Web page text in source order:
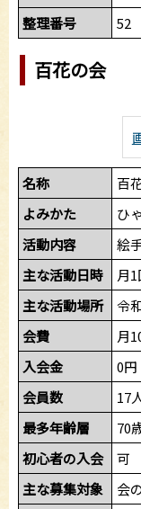
整理番号
52
百花の会
名称
百
よみかた
ひ
活動内容
絵
主な活動日時
月
主な活動場所
令
会費
月
入会金
0円
会員数
17
最多年齢層
70
初心者の入会
可
主な募集対象
会